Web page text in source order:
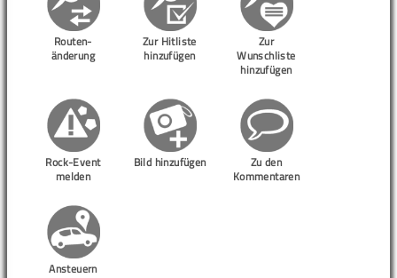
Routen-
änderung
Zur Hitliste
hinzufügen
Zur
Wunschliste
hinzufügen
Rock-Event
melden
Bild hinzufügen
Zu den
Kommentaren
Ansteuern